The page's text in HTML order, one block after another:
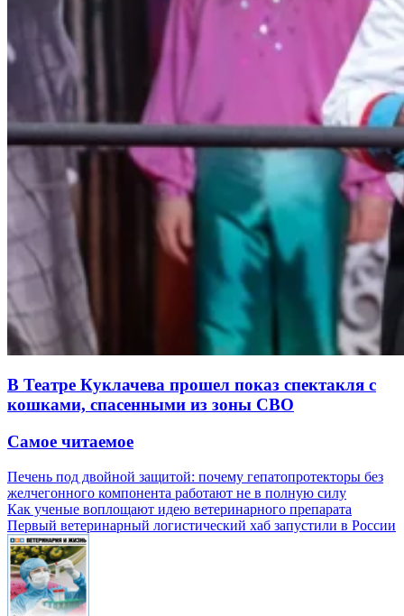
В Театре Куклачева прошел показ спектакля с
кошками, спасенными из зоны СВО
Самое читаемое
Печень под двойной защитой: почему гепатопротекторы без
желчегонного компонента работают не в полную силу
Как ученые воплощают идею ветеринарного препарата
Первый ветеринарный логистический хаб запустили в России